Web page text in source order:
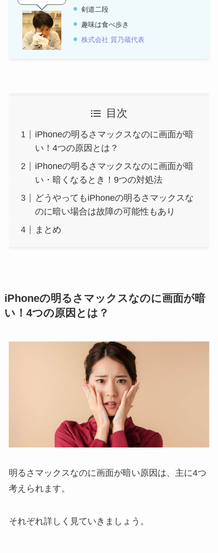
剣道二段
趣味は食べ歩き
株式会社 質乃蔵代表
目次
iPhoneの明るさマックスなのに画面が暗
い！4つの原因とは？
iPhoneの明るさマックスなのに画面が暗
い・暗くなるとき！9つの対処法
どうやってもiPhoneの明るさマックスな
のに暗い場合は故障の可能性もあり
まとめ
iPhoneの明るさマックスなのに画面が暗
い！4つの原因とは？
明るさマックスなのに画面が暗い原因は、主に4つ
考えられます。
それぞれ詳しく見ていきましょう。